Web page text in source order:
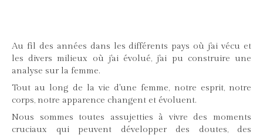
Au fil des années dans les différents pays où j'ai vécu et
les divers milieux où j'ai évolué, j'ai pu construire une
analyse sur la femme.
Tout au long de la vie d'une femme, notre esprit, notre
corps, notre apparence changent et évoluent.
Nous sommes toutes assujetties à vivre des moments
cruciaux qui peuvent développer des doutes, des